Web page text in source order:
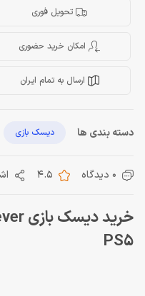
تحویل فوری
امکان خرید حضوری
ارسال به تمام ایران
دسته بندی ها دیسک بازی
0 دیدگاه 4.5
PS5